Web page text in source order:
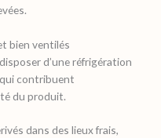
bien ventilés
d’une réfrigération
contribuent
du produit.
dans des lieux frais,